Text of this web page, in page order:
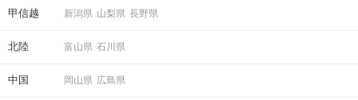
QRコードにて受付をおこないます。
②本人確認書類の事前アップロード
※上記①②が完了していない場合、
甲信越 新潟県 山梨県 長野県
北陸 富山県 石川県
中国 岡山県 広島県